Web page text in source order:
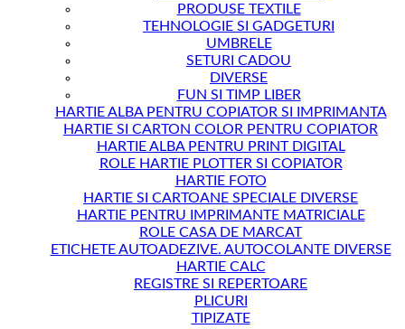
PRODUSE TEXTILE
TEHNOLOGIE SI GADGETURI
UMBRELE
SETURI CADOU
DIVERSE
FUN SI TIMP LIBER
HARTIE ALBA PENTRU COPIATOR SI IMPRIMANTA
HARTIE SI CARTON COLOR PENTRU COPIATOR
HARTIE ALBA PENTRU PRINT DIGITAL
ROLE HARTIE PLOTTER SI COPIATOR
HARTIE FOTO
HARTIE SI CARTOANE SPECIALE DIVERSE
HARTIE PENTRU IMPRIMANTE MATRICIALE
ROLE CASA DE MARCAT
ETICHETE AUTOADEZIVE. AUTOCOLANTE DIVERSE
HARTIE CALC
REGISTRE SI REPERTOARE
PLICURI
TIPIZATE